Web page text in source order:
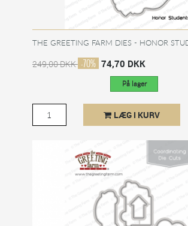
THE GREETING FARM DIES - HONOR
249,00 DKK -70% 74,70 DKK
På lager
LÆG I KURV